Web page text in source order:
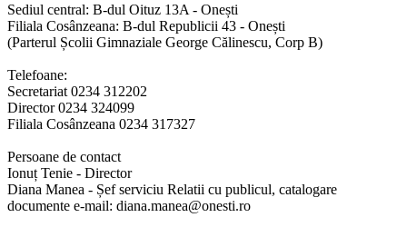
Sediul central: B-dul Oituz 13A - Onești
Filiala Cosânzeana: B-dul Republicii 43 - Onești
(Parterul Școlii Gimnaziale George Călinescu, Corp B)
Telefoane:
Secretariat 0234 312202
Director 0234 324099
Filiala Cosânzeana 0234 317327
Persoane de contact
Ionuț Tenie - Director
Diana Manea - Șef serviciu Relatii cu publicul, catalogare
documente e-mail: diana.manea@onesti.ro